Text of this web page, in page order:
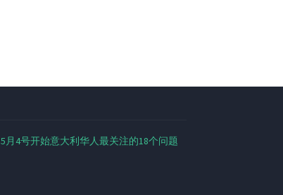
5月4号开始意大利华人最关注的18个问题